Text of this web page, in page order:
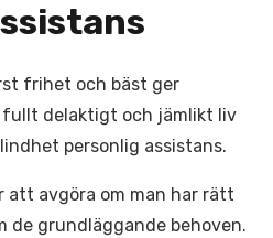
frihet och bäst ger
delaktigt och jämlikt liv
personlig assistans.
att avgöra om man har rätt
de grundläggande behoven.